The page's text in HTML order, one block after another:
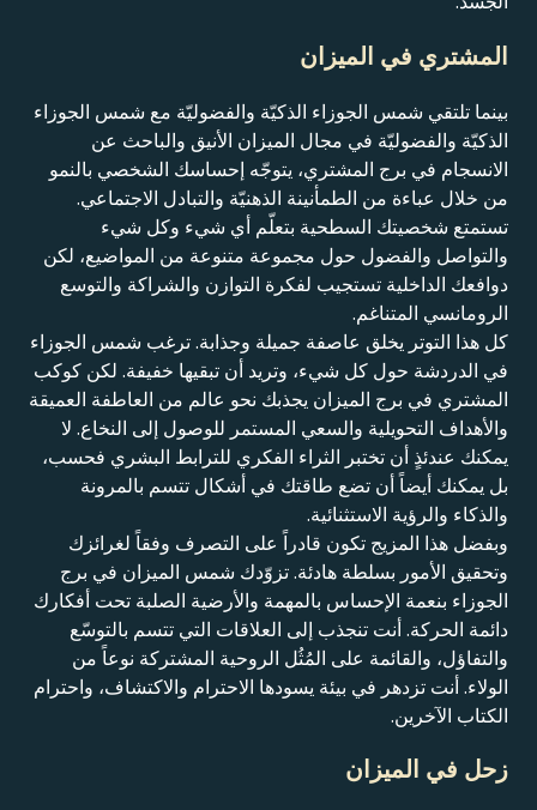
المشتري في الميزان
بينما تلتقي شمس الجوزاء الذكيّة والفضوليّة مع شمس الجوزاء
الذكيّة والفضوليّة في مجال الميزان الأنيق والباحث عن
الانسجام في برج المشتري، يتوجّه إحساسك الشخصي بالنمو
من خلال عباءة من الطمأنينة الذهنيّة والتبادل الاجتماعي.
تستمتع شخصيتك السطحية بتعلّم أي شيء وكل شيء
والتواصل والفضول حول مجموعة متنوعة من المواضيع، لكن
دوافعك الداخلية تستجيب لفكرة التوازن والشراكة والتوسع
الرومانسي المتناغم.
كل هذا التوتر يخلق عاصفة جميلة وجذابة. ترغب شمس الجوزاء
في الدردشة حول كل شيء، وتريد أن تبقيها خفيفة. لكن كوكب
المشتري في برج الميزان يجذبك نحو عالم من العاطفة العميقة
والأهداف التحويلية والسعي المستمر للوصول إلى النخاع. لا
يمكنك عندئذٍ أن تختبر الثراء الفكري للترابط البشري فحسب،
بل يمكنك أيضاً أن تضع طاقتك في أشكال تتسم بالمرونة
والذكاء والرؤية الاستثنائية.
وبفضل هذا المزيج تكون قادراً على التصرف وفقاً لغرائزك
وتحقيق الأمور بسلطة هادئة. تزوّدك شمس الميزان في برج
الجوزاء بنعمة الإحساس بالمهمة والأرضية الصلبة تحت أفكارك
دائمة الحركة. أنت تنجذب إلى العلاقات التي تتسم بالتوسّع
والتفاؤل، والقائمة على المُثُل الروحية المشتركة نوعاً من
الولاء. أنت تزدهر في بيئة يسودها الاحترام والاكتشاف، واحترام
الكتاب الآخرين.
زحل في الميزان